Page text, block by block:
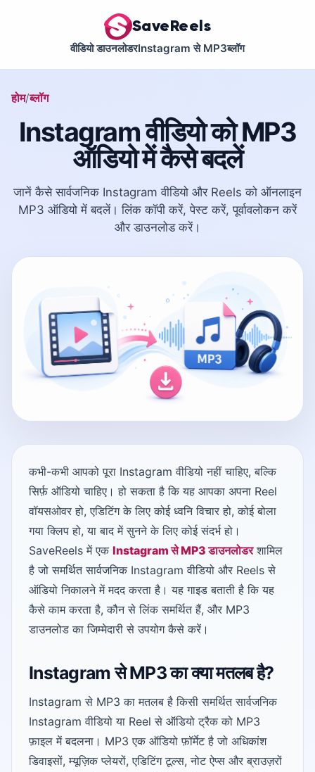
SaveReels
वीडियो डाउनलोडरInstagram से MP3ब्लॉग
होम ब्लॉग
Instagram वीडियो को MP3
ऑडियो में कैसे बदलें
जानें कैसे सार्वजनिक Instagram वीडियो और Reels को ऑनलाइन
MP3 ऑडियो में बदलें। लिंक कॉपी करें, पेस्ट करें, पूर्वावलोकन करें
और डाउनलोड करें।
कभी-कभी आपको पूरा Instagram वीडियो नहीं चाहिए, बल्कि
सिर्फ़ ऑडियो चाहिए। हो सकता है कि यह आपका अपना Reel
वॉयसओवर हो, एडिटिंग के लिए कोई ध्वनि विचार हो, कोई बोला
गया क्लिप हो, या बाद में सुनने के लिए कोई संदर्भ हो।
SaveReels में एक Instagram से MP3 डाउनलोडरशामिल
है जो समर्थित सार्वजनिक Instagram वीडियो और Reels से
ऑडियो निकालने में मदद करता है। यह गाइड बताती है कि यह
कैसे काम करता है, कौन से लिंक समर्थित हैं, और MP3
डाउनलोड का जिम्मेदारी से उपयोग कैसे करें।
Instagram से MP3 का क्या मतलब है?
Instagram से MP3 का मतलब है किसी समर्थित सार्वजनिक
Instagram वीडियो या Reel से ऑडियो ट्रैक को MP3
फ़ाइल में बदलना। MP3 एक ऑडियो फ़ॉर्मेट है जो अधिकांश
डिवाइसों, म्यूज़िक प्लेयरों, एडिटिंग टूल्स, नोट ऐप्स और ब्राउज़रों